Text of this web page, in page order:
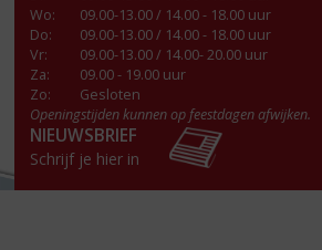
Wo:
09.00-13.00 / 14.00 - 18.00 uur
Do:
09.00-13.00 / 14.00 - 18.00 uur
Vr:
09.00-13.00 / 14.00- 20.00 uur
Za:
09.00 - 19.00 uur
Zo:
Gesloten
Openingstijden kunnen op feestdagen afwijken.
NIEUWSBRIEF
Schrijf je hier in